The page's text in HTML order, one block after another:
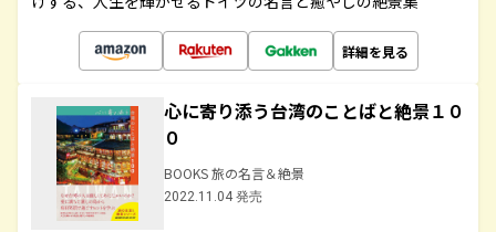
詳細を見る
心に寄り添う台湾のことばと絶景１０
０
BOOKS 旅の名言＆絶景
2022.11.04 発売